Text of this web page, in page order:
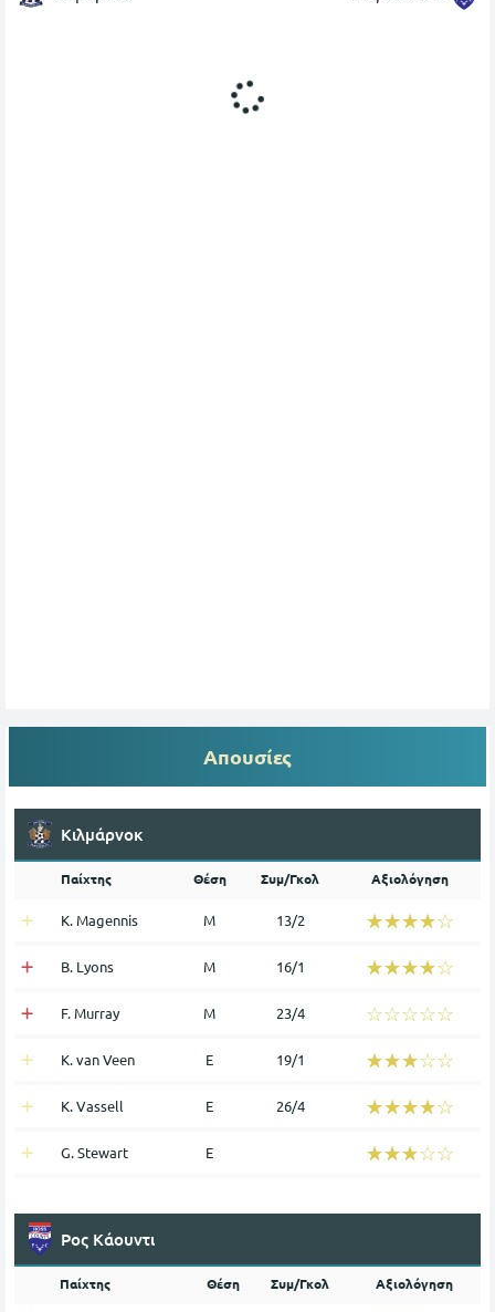
Απουσίες
Κιλμάρνοκ
Παίχτης Θέση Συμ/Γκολ Αξιολόγηση
K. Magennis Μ 13/2 ☆☆☆☆☆
★★★★★
B. Lyons Μ 16/1 ☆☆☆☆☆
★★★★★
F. Murray Μ 23/4 ☆☆☆☆☆
★★★★★
K. van Veen Ε 19/1 ☆☆☆☆☆
★★★★★
K. Vassell Ε 26/4 ☆☆☆☆☆
★★★★★
G. Stewart Ε ☆☆☆☆☆
★★★★★
Ρος Κάουντι
Παίχτης Θέση Συμ/Γκολ Αξιολόγηση